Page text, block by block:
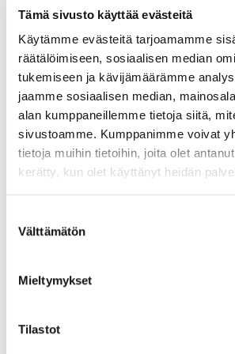
Tämä sivusto käyttää evästeitä
Käytämme evästeitä tarjoamamme
räätälöimiseen, sosiaalisen median
tukemiseen ja kävijämäärämme
jaamme sosiaalisen median,
alan kumppaneillemme tietoja siitä,
sivustoamme. Kumppanimme voivat
tietoja muihin tietoihin, joita olet
kerätty, kun olet käyttänyt heidän
valinta
Välttämätön
Mieltymykset
Tilastot
puolesta.
Kiertoajelu järjestetään yhteistyössä
ja Saarijärven kaupungin kanssa.
Lisätietoja kiertoajeluista: Mari
1086, mari.puranen@saarijarvi.fi
Tapahtumatiedot
Tapahtuman järjestäjä
Tapahtumapaikka